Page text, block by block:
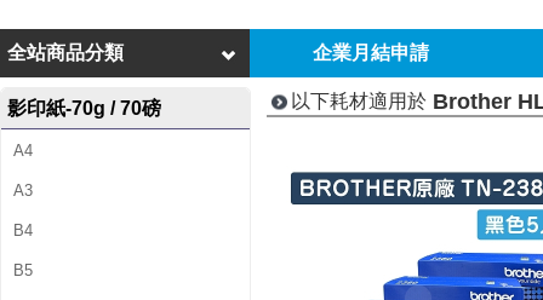
h
e
r
H
L
企業月結申請
全站商品分類
影印紙-70g / 70磅
A4
A3
B4
B5
以下耗材適用於 Brother